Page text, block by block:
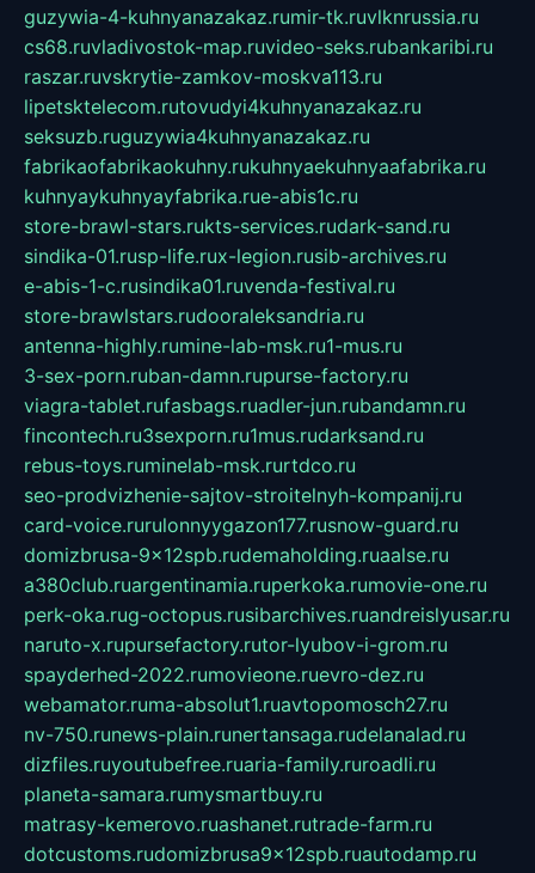
guzywia-4-kuhnyanazakaz.rumir-tk.ruvlknrussia.ru
cs68.ruvladivostok-map.ruvideo-seks.rubankaribi.ru
raszar.ruvskrytie-zamkov-moskva113.ru
lipetsktelecom.rutovudyi4kuhnyanazakaz.ru
seksuzb.ruguzywia4kuhnyanazakaz.ru
fabrikaofabrikaokuhny.rukuhnyaekuhnyaafabrika.ru
kuhnyaykuhnyayfabrika.rue-abis1c.ru
store-brawl-stars.rukts-services.rudark-sand.ru
sindika-01.rusp-life.rux-legion.rusib-archives.ru
e-abis-1-c.rusindika01.ruvenda-festival.ru
store-brawlstars.rudooraleksandria.ru
antenna-highly.rumine-lab-msk.ru1-mus.ru
3-sex-porn.ruban-damn.rupurse-factory.ru
viagra-tablet.rufasbags.ruadler-jun.rubandamn.ru
fincontech.ru3sexporn.ru1mus.rudarksand.ru
rebus-toys.ruminelab-msk.rurtdco.ru
seo-prodvizhenie-sajtov-stroitelnyh-kompanij.ru
card-voice.rurulonnyygazon177.rusnow-guard.ru
domizbrusa-9x12spb.rudemaholding.ruaalse.ru
a380club.ruargentinamia.ruperkoka.rumovie-one.ru
perk-oka.rug-octopus.rusibarchives.ruandreislyusar.ru
naruto-x.rupursefactory.rutor-lyubov-i-grom.ru
spayderhed-2022.rumovieone.ruevro-dez.ru
webamator.ruma-absolut1.ruavtopomosch27.ru
nv-750.runews-plain.runertansaga.rudelanalad.ru
dizfiles.ruyoutubefree.ruaria-family.ruroadli.ru
planeta-samara.rumysmartbuy.ru
matrasy-kemerovo.ruashanet.rutrade-farm.ru
dotcustoms.rudomizbrusa9x12spb.ruautodamp.ru